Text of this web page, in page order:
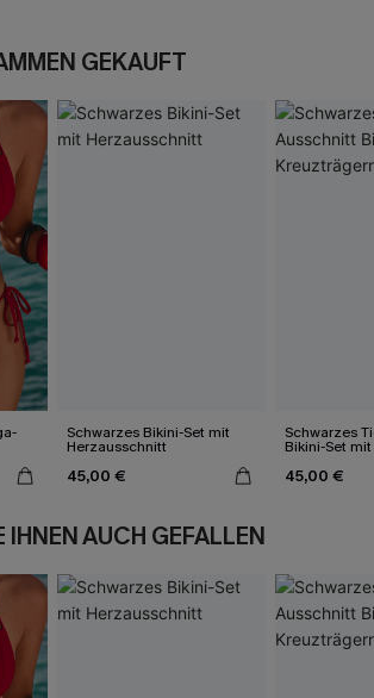
GEKAUFT
Schwarzes Bikini-Set mit
Herzausschnitt
45,00 €
Schwarzes
Bikini-Set
45,00 €
AUCH GEFALLEN